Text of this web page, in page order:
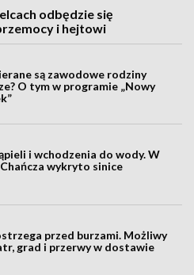
odbędzie się
i hejtowi
są zawodowe rodziny
O tym w programie „Nowy
i wchodzenia do wody. W
wykryto sinice
przed burzami. Możliwy
grad i przerwy w dostawie